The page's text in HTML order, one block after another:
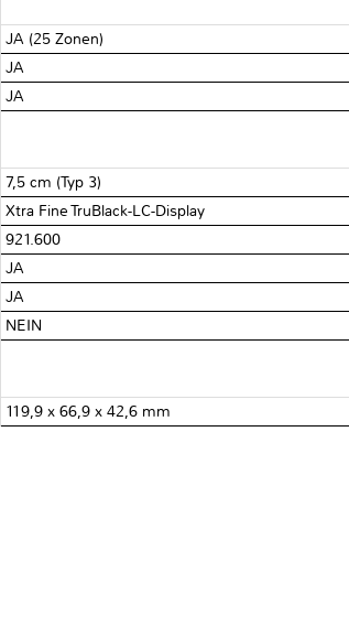
JA (25 Zonen)
JA
JA
7,5 cm (Typ 3)
Xtra Fine TruBlack-LC-Display
921.600
JA
JA
NEIN
119,9 x 66,9 x 42,6 mm